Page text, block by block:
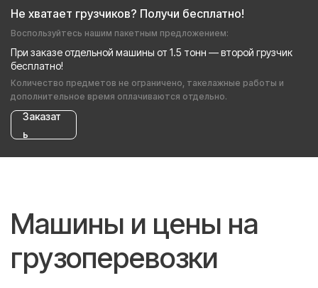
Не хватает грузчиков? Получи бесплатно!
Воспользуйтесь нашим пакетным предложением:
При заказе отдельной машины от 1.5 тонн — второй грузчик
бесплатно!
Количество предметов не ограничено, такелажные работы и
дополнительное время оплачиваются отдельно.
Заказат
ь
Машины и цены на
грузоперевозки